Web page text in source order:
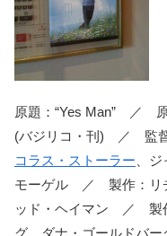
原題：“Yes Man” ／
(バジリコ・刊) ／ 監
コラス・ストーラー 、
モーゲル ／ 製作：リ
ッド・ヘイマン ／ 製
グ、ダナ・ゴールドバ